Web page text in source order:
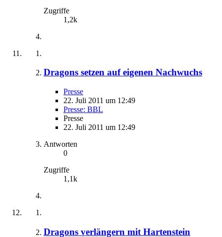
Zugriffe
1,2k
Dragons setzen auf eigenen Nachwuchs
Presse
22. Juli 2011 um 12:49
Presse: BBL
Presse
22. Juli 2011 um 12:49
Antworten
0
Zugriffe
1,1k
Dragons verlängern mit Hartenstein